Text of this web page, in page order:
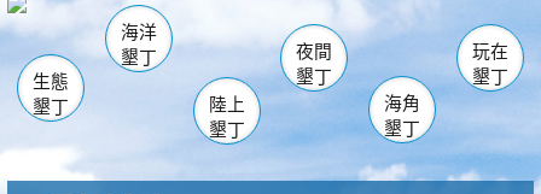
南仁湖
海生館
恆春 佳樂水
龍鑾潭自然中心 森林遊樂區
瓊麻館
關山 墾管處遊客中心
社頂公園 風吹沙
船帆石
白砂 龍磐公園
香蕉灣
砂島
鵝鑾鼻
生態
墾丁
海洋
墾丁
陸上
墾丁
夜間
墾丁
海角
墾丁
玩在
墾丁